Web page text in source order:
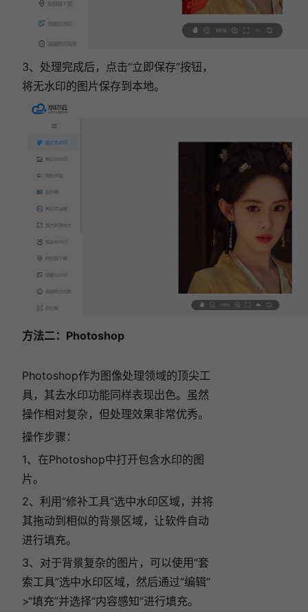
3、处理完成后，点击“立即保存”按钮，
将无水印的图片保存到本地。
方法二：Photoshop
Photoshop作为图像处理领域的顶尖工
具，其去水印功能同样表现出色。虽然
操作相对复杂，但处理效果非常优秀。
操作步骤：
1、在Photoshop中打开包含水印的图
片。
2、利用“修补工具”选中水印区域，并将
其拖动到相似的背景区域，让软件自动
进行填充。
3、对于背景复杂的图片，可以使用“套
索工具”选中水印区域，然后通过“编辑”
>“填充”并选择“内容感知”进行填充。